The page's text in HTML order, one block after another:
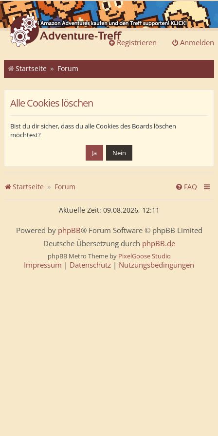
Anmelden
Registrieren
Startseite Forum
Alle Cookies löschen
Bist du dir sicher, dass du alle Cookies des Boards löschen
möchtest?
Startseite Forum FAQ
Aktuelle Zeit: 09.08.2026, 12:11
Powered by phpBB® Forum Software © phpBB Limited
Deutsche Übersetzung durch phpBB.de
phpBB Metro Theme by PixelGoose Studio
Impressum | Datenschutz | Nutzungsbedingungen